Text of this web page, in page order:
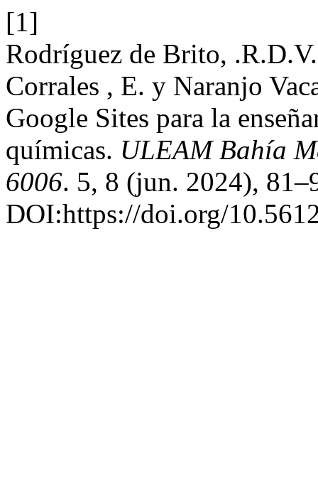
[1]
Rodríguez de Brito,
Corrales , E. y Naranjo
Google Sites para la
químicas. ULEAM Bahía
6006. 5, 8 (jun. 2024),
DOI:https://doi.org/